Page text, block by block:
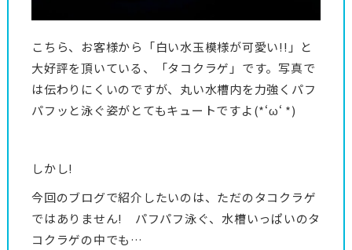
こちら、お客様から「白い水玉模様が可愛い!!」と
大好評を頂いている、「タコクラゲ」です。写真で
は伝わりにくいのですが、丸い水槽内を力強くパフ
パフッと泳ぐ姿がとてもキュートですよ(*‘ω‘ *)
しかし!
今回のブログで紹介したいのは、ただのタコクラゲ
ではありません! パフパフ泳ぐ、水槽いっぱいのタ
コクラゲの中でも…